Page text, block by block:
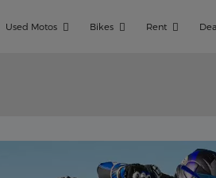
Used Motos Bikes Rent